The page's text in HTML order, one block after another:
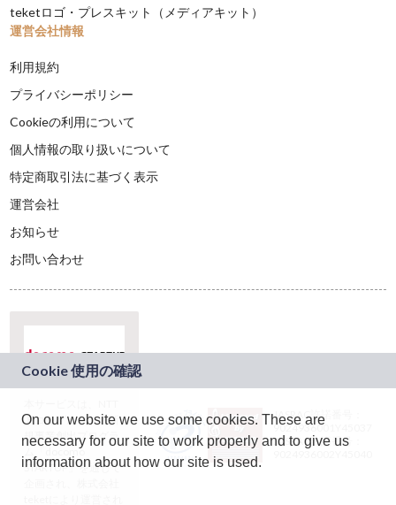
teketロゴ・プレスキット（メディアキット）
運営会社情報
利用規約
プライバシーポリシー
Cookieの利用について
個人情報の取り扱いについて
特定商取引法に基づく表示
運営会社
お知らせ
お問い合わせ
ドコモグループの新
規事業創出プログラ
ム「docomo
STARTUP」を通じて
JASRAC許諾番号：
9024936001Y45037
JASRAC許諾番号：
On our website we use some cookies. These are
necessary for our site to work properly and to give us
information about how our site is used.